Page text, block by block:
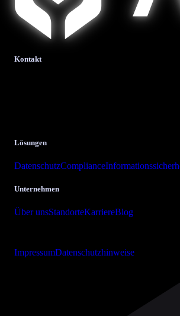
Kontakt
Lösungen
DatenschutzCompliance
Unternehmen
Über unsStandorteKarriereBlog
ImpressumDatenschutzhinweise